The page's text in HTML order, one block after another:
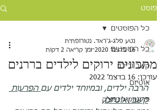
פוסט
כל הפוסטים
קשב וריכוז
אוטיזם
פרוטוקול נמצ'ק
כל הפוסטים
מתכונים ירוקים לילדים בררנים
נטע פלג-ג'ראד. נטורופתית
16 בדצמ׳ 2020
זמן קריאה 2 דקות
עודכן: 16 בדצמ׳ 2022
הרבה ילדים, ובמיוחד ילדים עם הפרעות
קשב ואוטיזם,